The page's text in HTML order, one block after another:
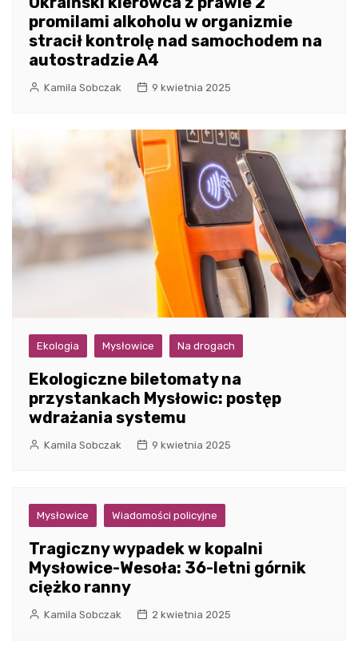
promilami alkoholu w organizmie
stracił kontrolę nad samochodem na
autostradzie A4
Kamila Sobczak 9 kwietnia 2025
Ekologia Mysłowice Na drogach
Ekologiczne biletomaty na
przystankach Mysłowic: postęp
wdrażania systemu
Kamila Sobczak 9 kwietnia 2025
Mysłowice Wiadomości policyjne
Tragiczny wypadek w kopalni
Mysłowice-Wesoła: 36-letni górnik
ciężko ranny
Kamila Sobczak 2 kwietnia 2025